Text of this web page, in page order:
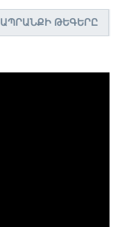
ԱՊՐԱՆՔԻ ԹԵԳԵՐԸ